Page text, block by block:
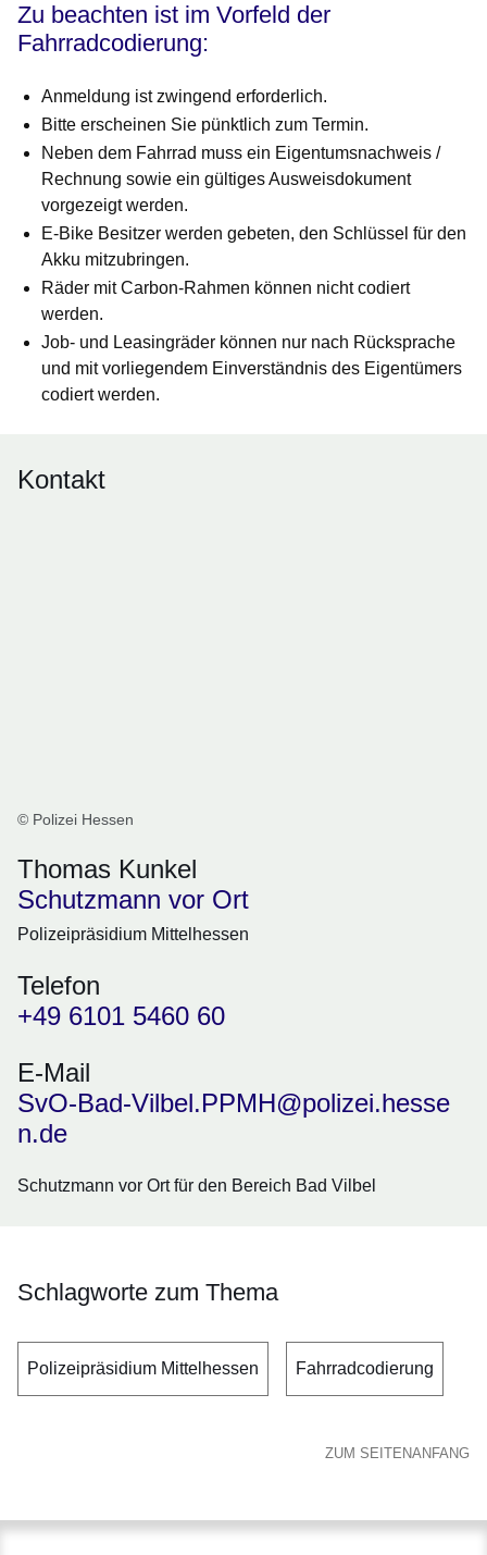
Zu beachten ist im Vorfeld der
Fahrradcodierung:
Anmeldung ist zwingend erforderlich.
Bitte erscheinen Sie pünktlich zum Termin.
Neben dem Fahrrad muss ein Eigentumsnachweis /
Rechnung sowie ein gültiges Ausweisdokument
vorgezeigt werden.
E-Bike Besitzer werden gebeten, den Schlüssel für den
Akku mitzubringen.
Räder mit Carbon-Rahmen können nicht codiert
werden.
Job- und Leasingräder können nur nach Rücksprache
und mit vorliegendem Einverständnis des Eigentümers
codiert werden.
Kontakt
© Polizei Hessen
Thomas Kunkel
Schutzmann vor Ort
Polizeipräsidium Mittelhessen
Telefon
+49 6101 5460 60
E-Mail
SvO-Bad-Vilbel.PPMH@polizei.hesse
n.de
Schutzmann vor Ort für den Bereich Bad Vilbel
Schlagworte zum Thema
Polizeipräsidium Mittelhessen Fahrradcodierung
ZUM SEITENANFANG